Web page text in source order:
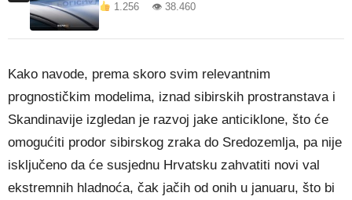
1.256 👁 38.460
Kako navode, prema skoro svim relevantnim
prognostičkim modelima, iznad sibirskih prostranstava i
Skandinavije izgledan je razvoj jake anticiklone, što će
omogućiti prodor sibirskog zraka do Sredozemlja, pa nije
isključeno da će susjednu Hrvatsku zahvatiti novi val
ekstremnih hladnoća, čak jačih od onih u januaru, što bi